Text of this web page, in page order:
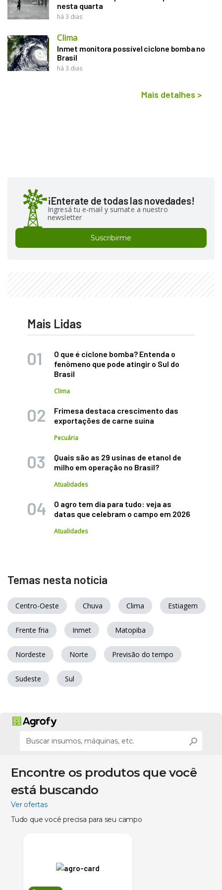
nesta quarta
há 3 dias
Clima
Inmet monitora possível ciclone bomba no
Brasil
há 3 dias
Mais detalhes >
¡Enterate de todas las novedades!
Ingresá tu e-mail y sumate a nuestro
newsletter
Suscribirme
Mais Lidas
O que é ciclone bomba? Entenda o
fenômeno que pode atingir o Sul do
Brasil
Clima
Frimesa destaca crescimento das
exportações de carne suína
Pecuária
Quais são as 29 usinas de etanol de
milho em operação no Brasil?
Atualidades
O agro tem dia para tudo: veja as
datas que celebram o campo em 2026
Atualidades
Temas nesta notícia
Centro-Oeste Chuva Clima Estiagem
Frente fria Inmet Matopiba
Nordeste Norte Previsão do tempo
Sudeste Sul
Encontre os produtos que você
está buscando
Ver ofertas
Tudo que você precisa para seu campo